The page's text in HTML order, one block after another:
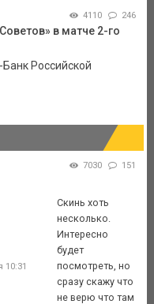
4110 246
в матче 2-го
Российской
7030 151
10:31
Скинь хоть
несколько.
Интересно
будет
посмотреть, но
сразу скажу что
не верю что там